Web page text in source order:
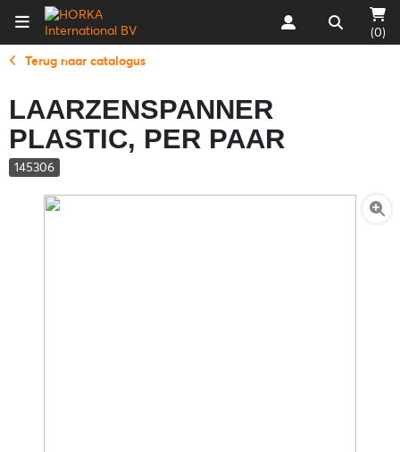
(0)
Terug naar catalogus
LAARZENSPANNER
PLASTIC, PER PAAR
145306